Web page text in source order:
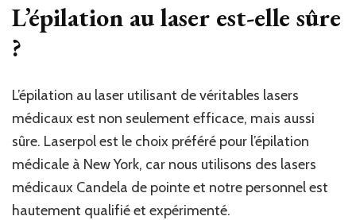
L’épilation au laser est-elle sûre
?
L’épilation au laser utilisant de véritables lasers
médicaux est non seulement efficace, mais aussi
sûre. Laserpol est le choix préféré pour l’épilation
médicale à New York, car nous utilisons des lasers
médicaux Candela de pointe et notre personnel est
hautement qualifié et expérimenté.